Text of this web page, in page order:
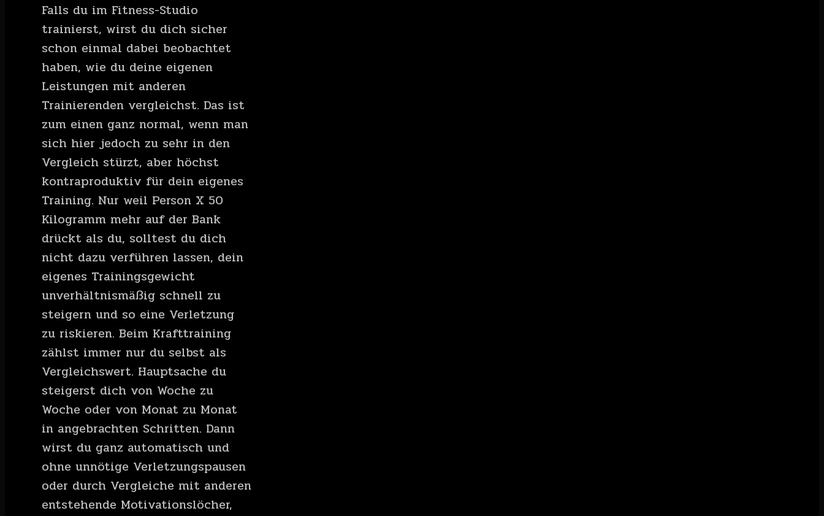
Falls du im Fitness-Studio
trainierst, wirst du dich sicher
schon einmal dabei beobachtet
haben, wie du deine eigenen
Leistungen mit anderen
Trainierenden vergleichst. Das ist
zum einen ganz normal, wenn man
sich hier jedoch zu sehr in den
Vergleich stürzt, aber höchst
kontraproduktiv für dein eigenes
Training. Nur weil Person X 50
Kilogramm mehr auf der Bank
drückt als du, solltest du dich
nicht dazu verführen lassen, dein
eigenes Trainingsgewicht
unverhältnismäßig schnell zu
steigern und so eine Verletzung
zu riskieren. Beim Krafttraining
zählst immer nur du selbst als
Vergleichswert. Hauptsache du
steigerst dich von Woche zu
Woche oder von Monat zu Monat
in angebrachten Schritten. Dann
wirst du ganz automatisch und
ohne unnötige Verletzungspausen
oder durch Vergleiche mit anderen
entstehende Motivationslöcher,